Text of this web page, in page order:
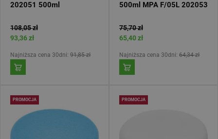
202051 500ml
108,05 zł
93,36 zł
Najniższa cena 30dni: 91,85 zł
500ml MPA F/05L 202053
75,70 zł
65,40 zł
Najniższa cena 30dni: 64,34 zł
PROMOCJA PROMOCJA